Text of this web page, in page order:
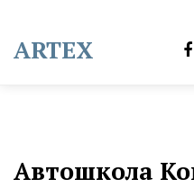
content
ARTEX
Автошкола